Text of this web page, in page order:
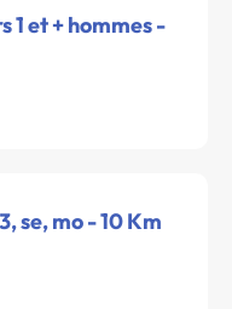
1 et + hommes -
se, mo - 10 Km